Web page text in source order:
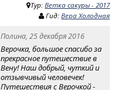
Тур:Ветка сакуры - 2017
Гид:Вера Холодная
Полина, 25 декабря 2016
Верочка, большое спасибо за
прекрасное путешествие в
Вену! Наш добрый, чуткий и
отзывчивый человечек!
Путешествия с Верочкой -